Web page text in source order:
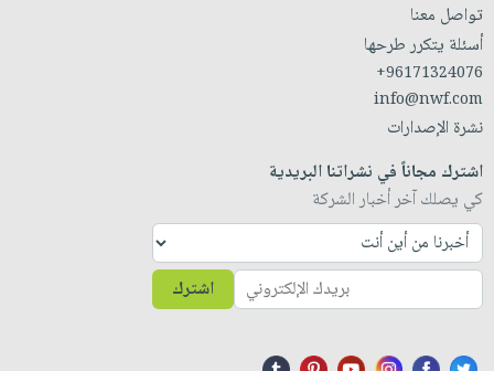
تواصل معنا
أسئلة يتكرر طرحها
+96171324076
info@nwf.com
نشرة الإصدارات
اشترك مجاناً في نشراتنا البريدية
كي يصلك آخر أخبار الشركة
اشترك